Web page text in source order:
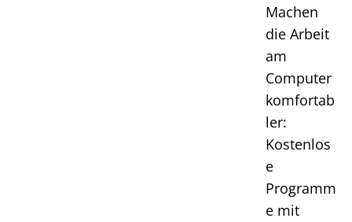
Machen
die Arbeit
am
Computer
komfortab
ler:
Kostenlos
e
Programm
e mit